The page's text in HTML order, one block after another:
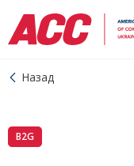
Назад
B2G